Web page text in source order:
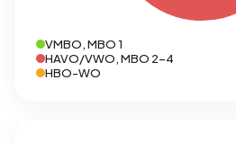
VMBO, MBO 1
HAVO/VWO, MBO 2-4
HBO-WO